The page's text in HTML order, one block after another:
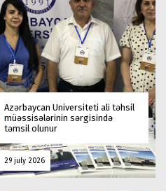
Azərbaycan Universiteti ali təhsil
müəssisələrinin sərgisində
təmsil olunur
29 july 2026